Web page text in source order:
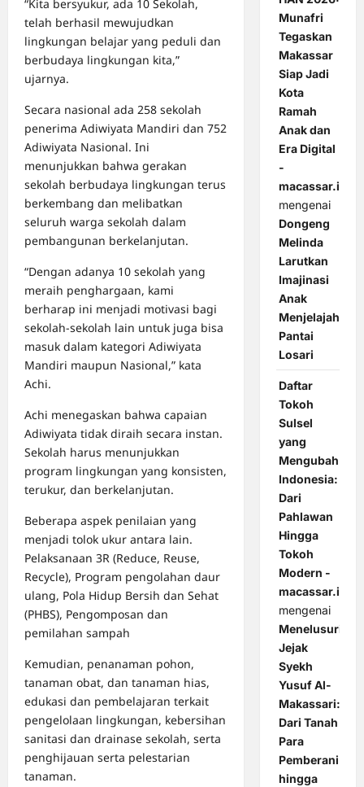
“Kita bersyukur, ada 10 Sekolah,
telah berhasil mewujudkan
lingkungan belajar yang peduli dan
berbudaya lingkungan kita,”
ujarnya.
Secara nasional ada 258 sekolah
penerima Adiwiyata Mandiri dan 752
Adiwiyata Nasional. Ini
menunjukkan bahwa gerakan
sekolah berbudaya lingkungan terus
berkembang dan melibatkan
seluruh warga sekolah dalam
pembangunan berkelanjutan.
“Dengan adanya 10 sekolah yang
meraih penghargaan, kami
berharap ini menjadi motivasi bagi
sekolah-sekolah lain untuk juga bisa
masuk dalam kategori Adiwiyata
Mandiri maupun Nasional,” kata
Achi.
Achi menegaskan bahwa capaian
Adiwiyata tidak diraih secara instan.
Sekolah harus menunjukkan
program lingkungan yang konsisten,
terukur, dan berkelanjutan.
Beberapa aspek penilaian yang
menjadi tolok ukur antara lain.
Pelaksanaan 3R (Reduce, Reuse,
Recycle), Program pengolahan daur
ulang, Pola Hidup Bersih dan Sehat
(PHBS), Pengomposan dan
pemilahan sampah
Kemudian, penanaman pohon,
tanaman obat, dan tanaman hias,
edukasi dan pembelajaran terkait
pengelolaan lingkungan, kebersihan
sanitasi dan drainase sekolah, serta
penghijauan serta pelestarian
tanaman.
Munafri
Tegaskan
Makassar
Siap Jadi
Kota
Ramah
Anak dan
Era Digital
-
macassar.id
mengenai
Dongeng
Melinda
Larutkan
Imajinasi
Anak
Menjelajah
Pantai
Losari
Daftar
Tokoh
Sulsel
yang
Mengubah
Indonesia:
Dari
Pahlawan
Hingga
Tokoh
Modern -
macassar.id
mengenai
Menelusuri
Jejak
Syekh
Yusuf Al-
Makassari:
Dari Tanah
Para
Pemberani
hingga